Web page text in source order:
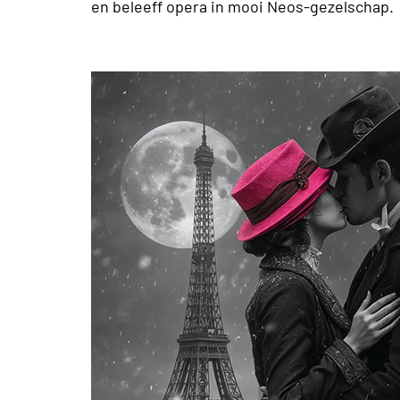
en beleeff opera in mooi Neos-gezelschap.